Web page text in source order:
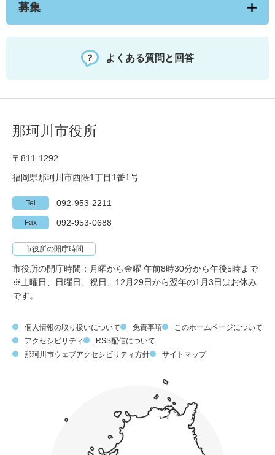
募集
よくある質問と回答
那珂川市役所
〒811-1292
福岡県那珂川市西隈1丁目1番1号
Tel 092-953-2211
Fax 092-953-0688
市役所の開庁時間
市役所の開庁時間：月曜から金曜 午前8時30分から午後5時まで
※土曜日、日曜日、祝日、12月29日から翌年の1月3日はお休み
です。
個人情報の取り扱いについて 免責事項
このホームページについて
アクセシビリティ
RSS配信について
那珂川市ウェブアクセシビリティ方針
サイトマップ